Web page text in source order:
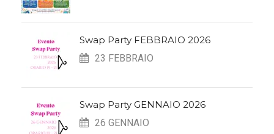
Swap Party FEBBRAIO 2026
23 FEBBRAIO
Swap Party GENNAIO 2026
26 GENNAIO